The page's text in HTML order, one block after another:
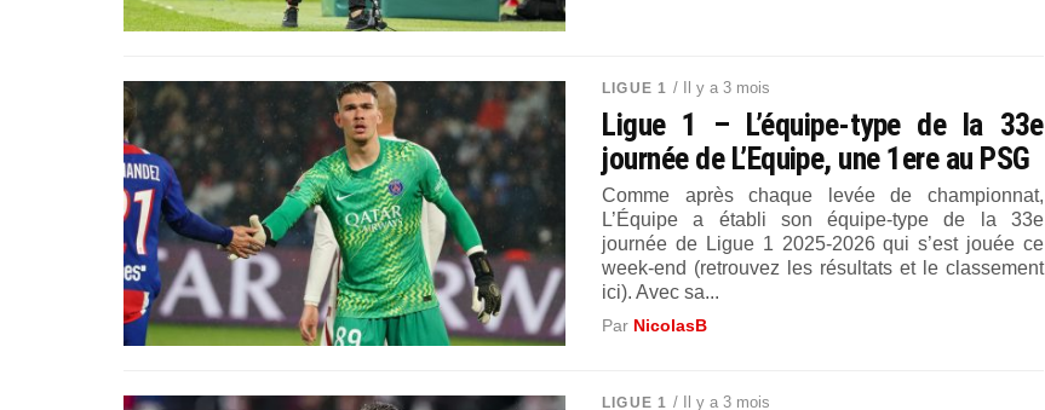
LIGUE 1 / Il y a 3 mois
Ligue 1 – L’équipe-type de la 33e
journée de L’Equipe, une 1ere au PSG
Comme après chaque levée de championnat,
L’Équipe a établi son équipe-type de la 33e
journée de Ligue 1 2025-2026 qui s’est jouée ce
week-end (retrouvez les résultats et le classement
ici). Avec sa...
Par NicolasB
LIGUE 1 / Il y a 3 mois